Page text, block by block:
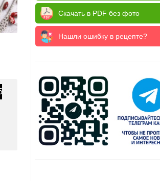
Скачать в PDF без фото
Нашли ошибку в рецепте?